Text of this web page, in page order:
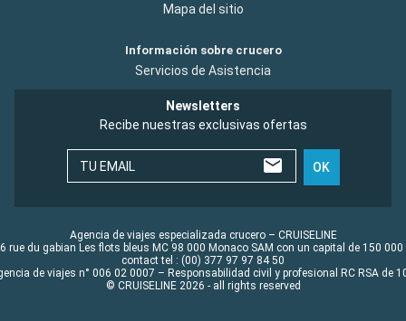
Mapa del sitio
Información sobre crucero
Servicios de Asistencia
Newsletters
Recibe nuestras exclusivas ofertas
TU EMAIL OK
Agencia de viajes especializada crucero – CRUISELINE
rue du gabian Les flots bleus MC 98 000 Monaco SAM con un capital de 150 000
contact tel : (00) 377 97 97 84 50
de viajes n° 006 02 0007 – Responsabilidad civil y profesional RC RSA de
© CRUISELINE 2026 - all rights reserved